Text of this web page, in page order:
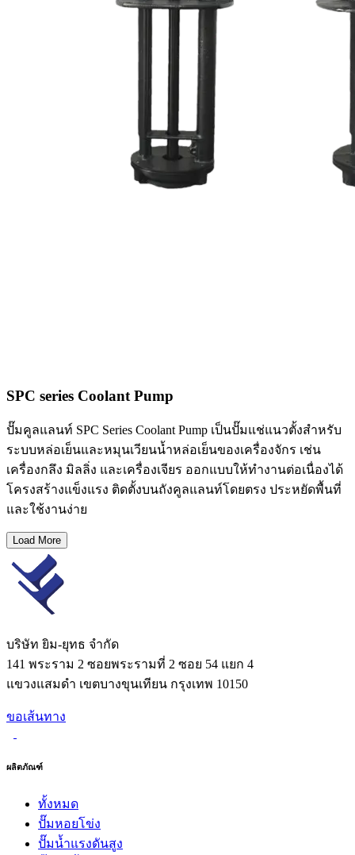
SPC series Coolant Pump
ปั๊มคูลแลนท์ SPC Series Coolant Pump เป็นปั๊มแช่แนวตั้งสำหรับ
ระบบหล่อเย็นและหมุนเวียนน้ำหล่อเย็นของเครื่องจักร เช่น
เครื่องกลึง มิลลิ่ง และเครื่องเจียร ออกแบบให้ทำงานต่อเนื่องได้
โครงสร้างแข็งแรง ติดตั้งบนถังคูลแลนท์โดยตรง ประหยัดพื้นที่
และใช้งานง่าย
Load More
บริษัท ยิม-ยุทธ จํากัด
141 พระราม 2 ซอยพระรามที่ 2 ซอย 54 แยก 4
แขวงแสมดำ เขตบางขุนเทียน กรุงเทพ 10150
ขอเส้นทาง
ผลิตภัณฑ์
ทั้งหมด
ปั๊มหอยโข่ง
ปั๊มน้ำแรงดันสูง